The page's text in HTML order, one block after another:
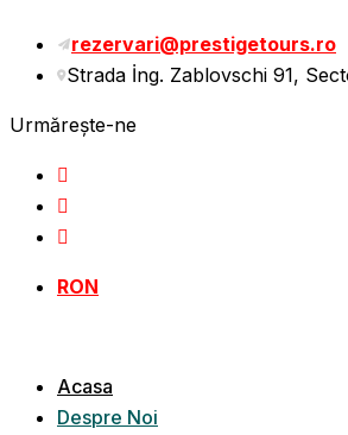
rezervari@prestigetours.ro
Strada İng. Zablovschi 91,
Urmărește-ne
RON
Acasa
Despre Noi